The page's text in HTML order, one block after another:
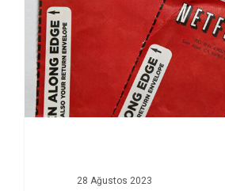
28 Ağustos 2023